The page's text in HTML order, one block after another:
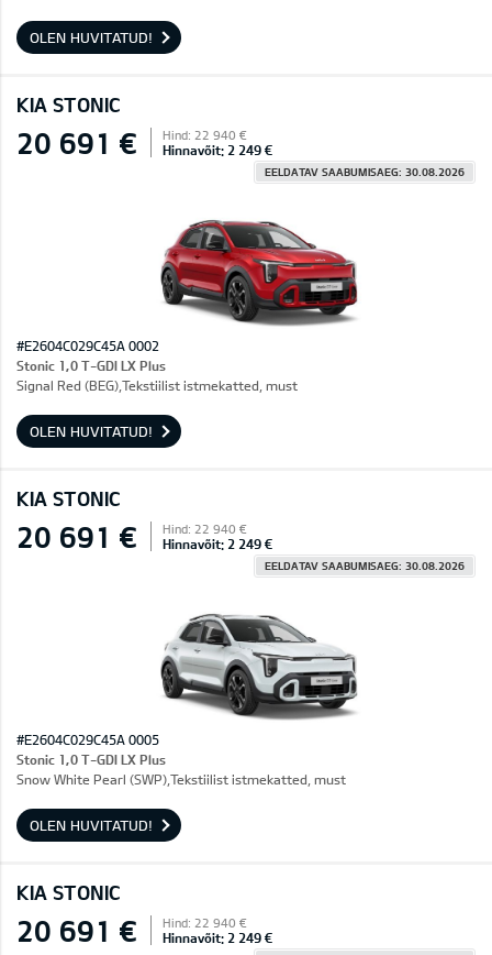
OLEN HUVITATUD!
KIA STONIC
20 691 € Hind: 22 940 €
Hinnavõit: 2 249 €
EELDATAV SAABUMISAEG: 30.08.2026
#E2604C029C45A 0002
Stonic 1,0 T-GDI LX Plus
Signal Red (BEG),Tekstiilist istmekatted, must
OLEN HUVITATUD!
KIA STONIC
20 691 € Hind: 22 940 €
Hinnavõit: 2 249 €
EELDATAV SAABUMISAEG: 30.08.2026
#E2604C029C45A 0005
Stonic 1,0 T-GDI LX Plus
Snow White Pearl (SWP),Tekstiilist istmekatted, must
OLEN HUVITATUD!
KIA STONIC
20 691 € Hind: 22 940 €
Hinnavõit: 2 249 €